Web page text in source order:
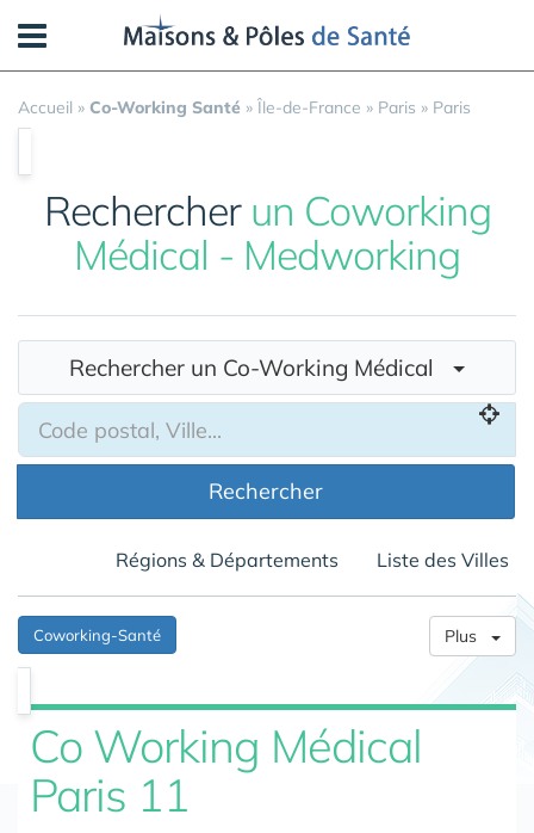
Accueil » Co-Working Santé » Île-de-France » Paris » Paris
Rechercher un Coworking
Médical - Medworking
Rechercher un Co-Working Médical
Rechercher
Régions & Départements Liste des Villes
Coworking-Santé Plus
Co Working Médical
Paris 11
Panneau de gestion des cookies